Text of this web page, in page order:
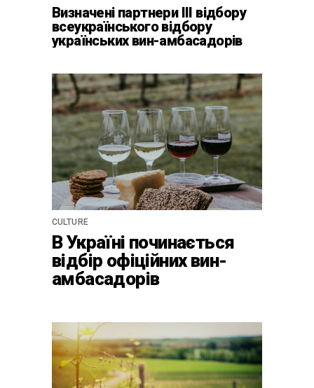
Визначені партнери ІІІ відбору
всеукраїнського відбору
українських вин-амбасадорів
CULTURE
В Україні починається
відбір офіційних вин-
амбасадорів
спадщини La Cité du Vin у
Бордо